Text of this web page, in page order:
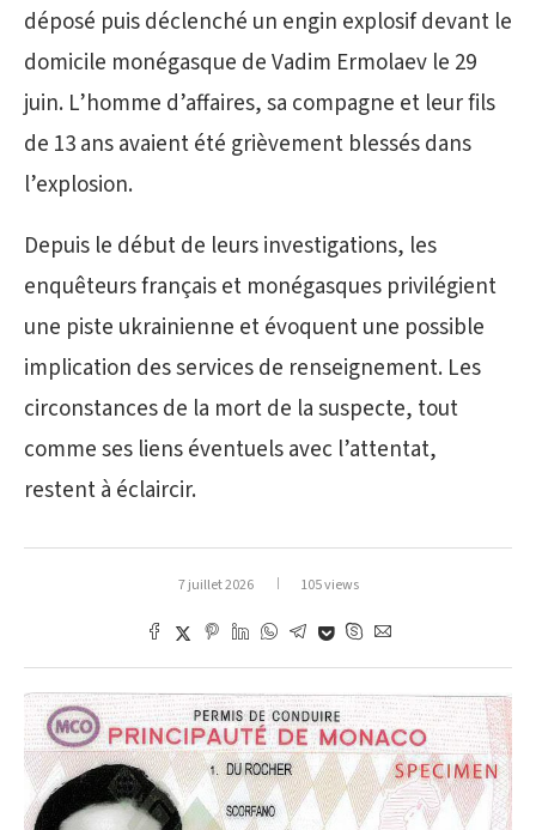
déposé puis déclenché un engin explosif devant le
domicile monégasque de Vadim Ermolaev le 29
juin. L’homme d’affaires, sa compagne et leur fils
de 13 ans avaient été grièvement blessés dans
l’explosion.
Depuis le début de leurs investigations, les
enquêteurs français et monégasques privilégient
une piste ukrainienne et évoquent une possible
implication des services de renseignement. Les
circonstances de la mort de la suspecte, tout
comme ses liens éventuels avec l’attentat,
restent à éclaircir.
7 juillet 2026 105 views